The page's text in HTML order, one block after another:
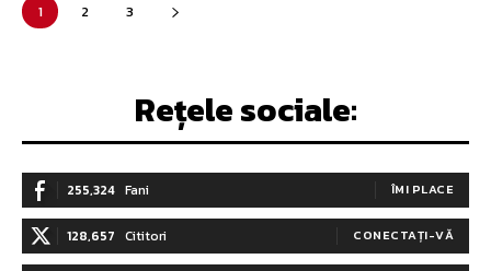
1 2 3
Rețele sociale:
255,324 Fani ÎMI PLACE
128,657 Cititori CONECTAȚI-VĂ